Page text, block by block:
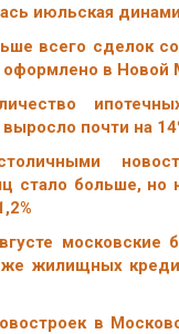
июльская
всего сделок
оформлено в Новой
почти на
стало больше, но
московские
же жилищных
в